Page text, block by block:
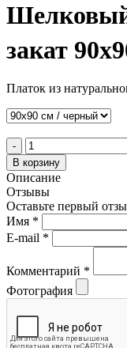
Шелковый
закат
Платок из
-
В корзину
Описание
Отзывы
Оставьте первый
Имя *
E-mail *
Комментарий *
Фотография